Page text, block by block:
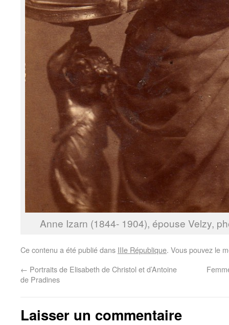
Anne Izarn (1844- 1904), épouse Velzy,
Ce contenu a été publié dans IIIe République. Vous pouvez le
← Portraits de Elisabeth de Christol et d’Antoine
de Pradines
Laisser un commentaire